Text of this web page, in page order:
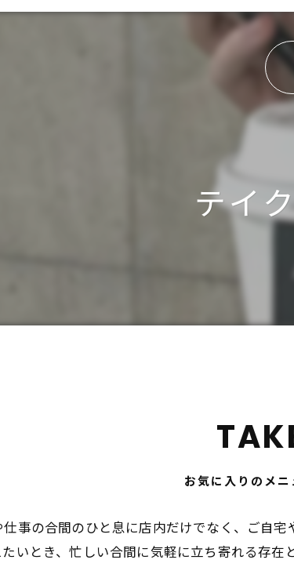
テイ
お気に入りのメ
事の合間のひと息に店内だけでなく、ご自
いとき、忙しい合間に気軽に立ち寄れる存